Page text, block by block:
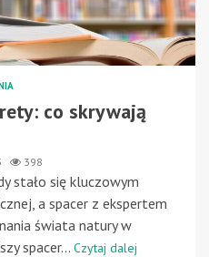
co skrywają
398
stało się kluczowym
a spacer z ekspertem
świata natury w
spacer... Czytaj dalej